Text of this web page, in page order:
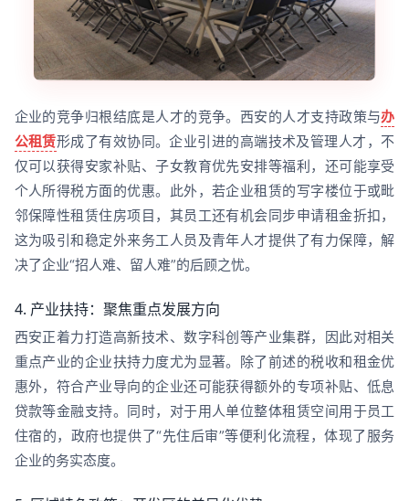
企业的竞争归根结底是人才的竞争。西安的人才支持政策与办
公租赁形成了有效协同。企业引进的高端技术及管理人才，不
仅可以获得安家补贴、子女教育优先安排等福利，还可能享受
个人所得税方面的优惠。此外，若企业租赁的写字楼位于或毗
邻保障性租赁住房项目，其员工还有机会同步申请租金折扣，
这为吸引和稳定外来务工人员及青年人才提供了有力保障，解
决了企业“招人难、留人难”的后顾之忧。
4. 产业扶持：聚焦重点发展方向
西安正着力打造高新技术、数字科创等产业集群，因此对相关
重点产业的企业扶持力度尤为显著。除了前述的税收和租金优
惠外，符合产业导向的企业还可能获得额外的专项补贴、低息
贷款等金融支持。同时，对于用人单位整体租赁空间用于员工
住宿的，政府也提供了“先住后审”等便利化流程，体现了服务
企业的务实态度。